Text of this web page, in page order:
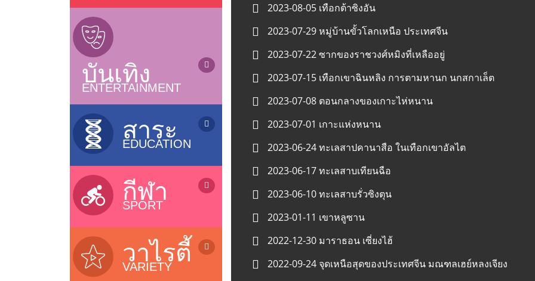
(On air)
ซีรี่ส์วาย / Boys Love Series
ซีรี่ย์ฝรั่ง / US Series
ซีรี่ย์เกาหลี (ซับไทย) / Korean Series
(sub thai)
ซีรี่ย์อินเดีย / Indian Series
ซีรี่ย์ฟิลิปปินส์ / Filipino Series
ซิทคอม / Sitcom
ภาพยนตร์ไทย / Thai Movies
ภาพยนตร์แอนนิเมชั่น / Animation
หนังไทยใหม่ / New Thai Movies
ภาพยนตร์เกาหลี / Korean Movies
ภาพยนตร์จีน / Chinese Movies
หนังดังช่อง 3, 7, 9, One
ภาพยนตร์อินเดีย / Indian Movies
ภาพยนตร์ญี่ปุ่น / Japanese Movies
ภาพยนตร์ฝรั่ง / Movies
แกะกล่องหนังไทย / Old Thai Movies
ภาพยนตร์ฝรั่งใหม่
บันเทิง
ENTERTAINMENT
การ์ตูน / Cartoons
เกมส์โชว์ / Game Shows
รายการเพลง&คอนเสิร์ต /
Music&Concert
รายการตลกขำขัน / Comedy Shows
ลิเก / Musical Folk Drama
สาระ
EDUCATION
รายการสารคดี / Documentary
บ้านและเทคโนโลยี / Home &
Technology
รายการสุขภาพ / Health Variety
รายการธรรมะ / Dhamma
รายการเด็ก / Kids Programs
รายการส่งเสริมความรู้ / Knowledge
กีฬา
SPORT
รายการกีฬา / Sports
โอลิมปิก 2024 / Olympic 2024
Riyadh World Combat Games
บอลทีมชาติไทย / Thailand Team
วาไรตี้
VARIETY
2023-08-05 เทือกต้าซิงอัน
2023-07-29 หมู่บ้านขั้วโลกเหนือ ประเทศจีน
2023-07-22 ซากของราชวงศ์หมิงที่เหลืออยู่
2023-07-15 เทือกเขาฉินหลิง การตามหานก นกสกาเล็ต
2023-07-08 ตอนกลางของเกาะไห่หนาน
2023-07-01 เกาะแห่งหนาน
2023-06-24 ทะเลสาปคานาสือ ในเทือกเขาอัลไต
2023-06-17 ทะเลสาบเทียนฉือ
2023-06-10 ทะเลสาบรั่วซิงตุน
2023-01-11 เขาหลูซาน
2022-12-30 มาราธอน เซี่ยงไฮ้
2022-09-24 จุดเหนือสุดของประเทศจีน มณฑลเฮย์หลงเจียง